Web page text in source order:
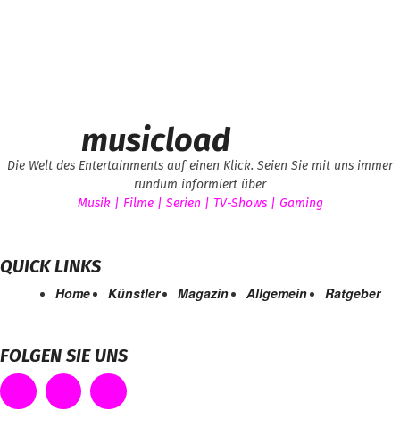
musicload
Die Welt des Entertainments auf einen Klick. Seien Sie mit uns immer
rundum informiert über
Musik | Filme | Serien | TV-Shows | Gaming
QUICK LINKS
Home Künstler Magazin Allgemein Ratgeber
FOLGEN SIE UNS